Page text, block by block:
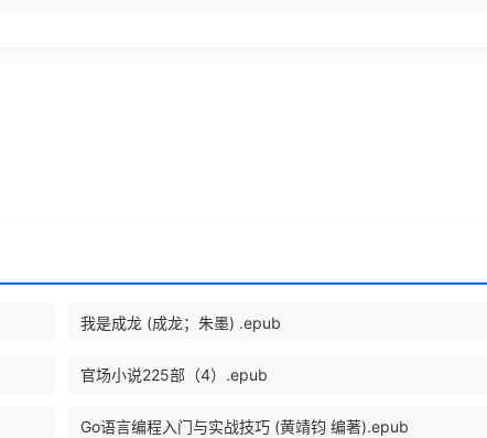
我是成龙 (成龙；朱墨) .epub
官场小说225部（4）.epub
Go语言编程入门与实战技巧 (黄靖钧 编著).epub